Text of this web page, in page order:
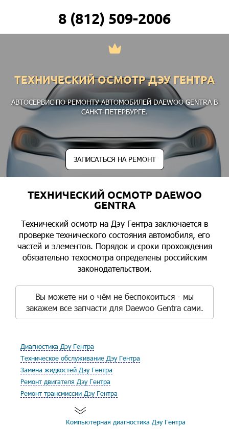
8 (812) 509-2006
ТЕХНИЧЕСКИЙ ОСМОТР ДЭУ ГЕНТРА
АВТОСЕРВИС ПО РЕМОНТУ АВТОМОБИЛЕЙ DAEWOO GENTRA В
САНКТ-ПЕТЕРБУРГЕ.
ЗАПИСАТЬСЯ НА РЕМОНТ
ТЕХНИЧЕСКИЙ ОСМОТР DAEWOO
GENTRA
Технический осмотр на Дэу Гентра заключается в
проверке технического состояния автомобиля, его
частей и элементов. Порядок и сроки прохождения
обязательно техосмотра определены российским
законодательством.
Вы можете ни о чём не беспокоиться - мы
закажем все запчасти для Daewoo Gentra сами.
Диагностика Дэу Гентра
Техническое обслуживание Дэу Гентра
Замена жидкостей Дэу Гентра
Ремонт двигателя Дэу Гентра
Ремонт трансмиссии Дэу Гентра
Компьютерная диагностика Дэу Гентра